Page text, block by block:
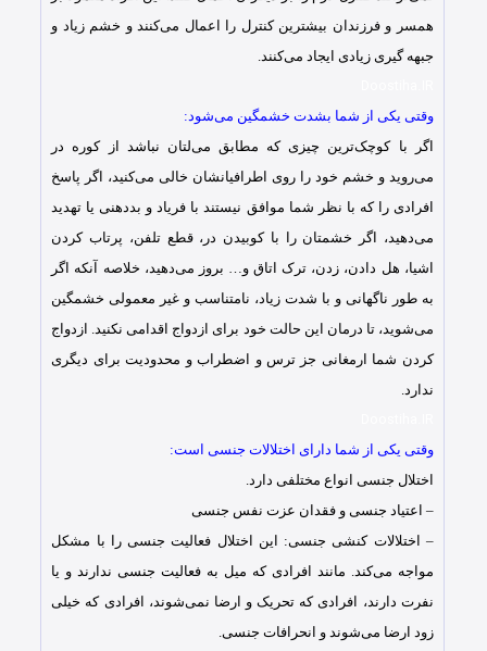
همسر و فرزندان بیشترین کنترل را اعمال می‌کنند و خشم زیاد و
جبهه گیری زیادی ایجاد می‌کنند.
وقتی یکی از شما بشدت خشمگین می‌شود:
اگر با کوچک‌ترین چیزی که مطابق می‌لتان نباشد از کوره در
می‌روید و خشم خود را روی اطرافیانشان خالی می‌کنید، اگر پاسخ
افرادی را که با نظر شما موافق نیستند با فریاد و بددهنی یا تهدید
می‌دهید، اگر خشمتان را با کوبیدن در، قطع تلفن، پرتاب کردن
اشیا، هل دادن، زدن، ترک اتاق و… بروز می‌دهید، خلاصه آنکه اگر
به طور ناگهانی و با شدت زیاد، نامتناسب و غیر معمولی خشمگین
می‌شوید، تا درمان این حالت خود برای ازدواج اقدامی نکنید. ازدواج
کردن شما ارمغانی جز ترس و اضطراب و محدودیت برای دیگری
ندارد.
وقتی یکی از شما دارای اختلالات جنسی است:
اختلال جنسی انواع مختلفی دارد.
– اعتیاد جنسی و فقدان عزت نفس جنسی
– اختلالات کنشی جنسی: این اختلال فعالیت جنسی را با مشکل
مواجه می‌کند. مانند افرادی که میل به فعالیت جنسی ندارند و یا
نفرت دارند، افرادی که تحریک و ارضا نمی‌شوند، افرادی که خیلی
زود ارضا می‌شوند و انحرافات جنسی.